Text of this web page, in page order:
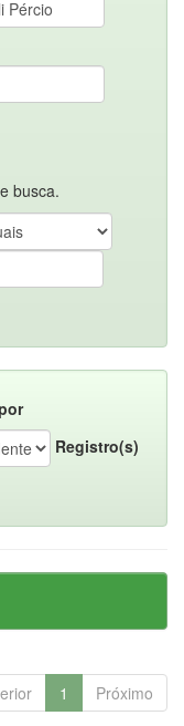
busca.
Registro(s)
1 Próximo